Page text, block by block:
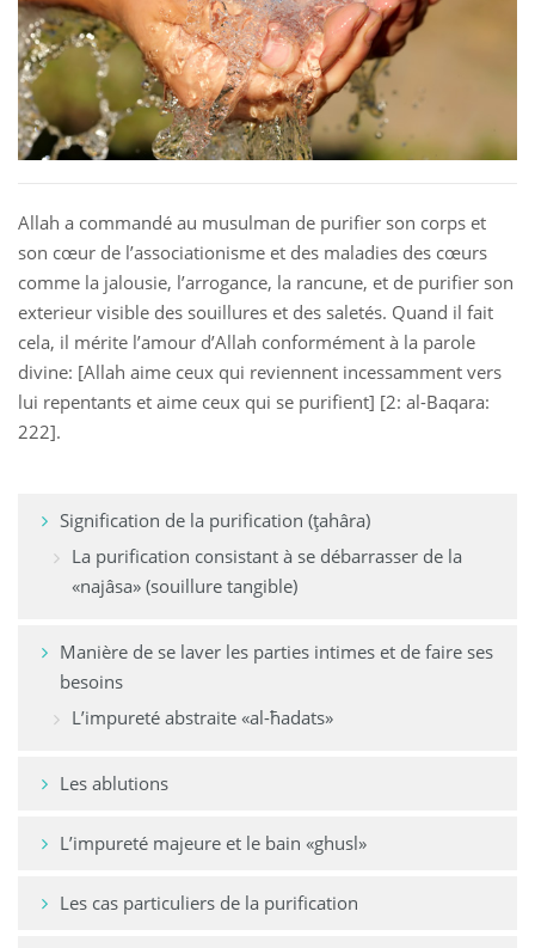
Hausa
Bahasa Indonesia
Қазақ
فارسی
Русский
Somali
Kiswahili
Türkçe
اردو
Yorùbá
Allah a commandé au musulman de purifier son corps et
son cœur de l’associationisme et des maladies des cœurs
comme la jalousie, l’arrogance, la rancune, et de purifier son
exterieur visible des souillures et des saletés. Quand il fait
cela, il mérite l’amour d’Allah conformément à la parole
divine: [Allah aime ceux qui reviennent incessamment vers
lui repentants et aime ceux qui se purifient] [2: al-Baqara:
222].
Signification de la purification (ţahâra)
La purification consistant à se débarrasser de la
«najâsa» (souillure tangible)
Manière de se laver les parties intimes et de faire ses
besoins
L’impureté abstraite «al-ħadats»
Les ablutions
L’impureté majeure et le bain «ghusl»
Les cas particuliers de la purification